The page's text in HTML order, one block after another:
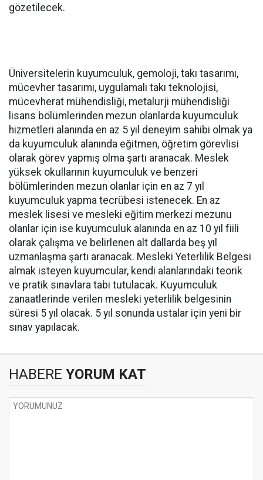
gözetilecek.
Üniversitelerin kuyumculuk, gemoloji, takı tasarımı,
mücevher tasarımı, uygulamalı takı teknolojisi,
mücevherat mühendisliği, metalurji mühendisliği
lisans bölümlerinden mezun olanlarda kuyumculuk
hizmetleri alanında en az 5 yıl deneyim sahibi olmak ya
da kuyumculuk alanında eğitmen, öğretim görevlisi
olarak görev yapmış olma şartı aranacak. Meslek
yüksek okullarının kuyumculuk ve benzeri
bölümlerinden mezun olanlar için en az 7 yıl
kuyumculuk yapma tecrübesi istenecek. En az
meslek lisesi ve mesleki eğitim merkezi mezunu
olanlar için ise kuyumculuk alanında en az 10 yıl fiili
olarak çalışma ve belirlenen alt dallarda beş yıl
uzmanlaşma şartı aranacak. Mesleki Yeterlilik Belgesi
almak isteyen kuyumcular, kendi alanlarındaki teorik
ve pratik sınavlara tabi tutulacak. Kuyumculuk
zanaatlerinde verilen mesleki yeterlilik belgesinin
süresi 5 yıl olacak. 5 yıl sonunda ustalar için yeni bir
sınav yapılacak.
HABERE YORUM KAT